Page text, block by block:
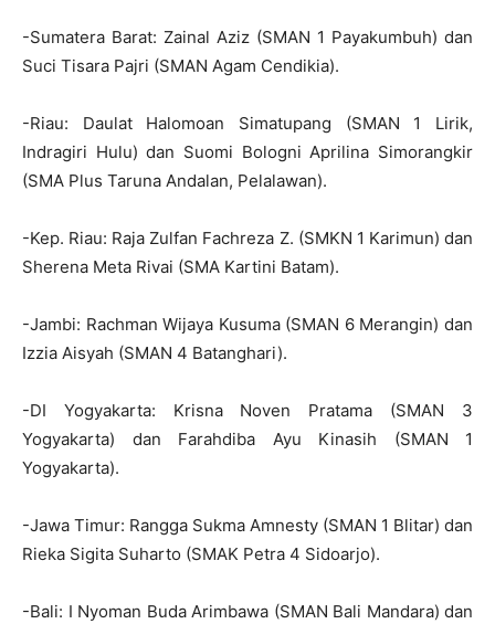
-Sumatera Barat: Zainal Aziz (SMAN 1 Payakumbuh) dan
Suci Tisara Pajri (SMAN Agam Cendikia).
-Riau: Daulat Halomoan Simatupang (SMAN 1 Lirik,
Indragiri Hulu) dan Suomi Bologni Aprilina Simorangkir
(SMA Plus Taruna Andalan, Pelalawan).
-Kep. Riau: Raja Zulfan Fachreza Z. (SMKN 1 Karimun) dan
Sherena Meta Rivai (SMA Kartini Batam).
-Jambi: Rachman Wijaya Kusuma (SMAN 6 Merangin) dan
Izzia Aisyah (SMAN 4 Batanghari).
-DI Yogyakarta: Krisna Noven Pratama (SMAN 3
Yogyakarta) dan Farahdiba Ayu Kinasih (SMAN 1
Yogyakarta).
-Jawa Timur: Rangga Sukma Amnesty (SMAN 1 Blitar) dan
Rieka Sigita Suharto (SMAK Petra 4 Sidoarjo).
-Bali: I Nyoman Buda Arimbawa (SMAN Bali Mandara) dan